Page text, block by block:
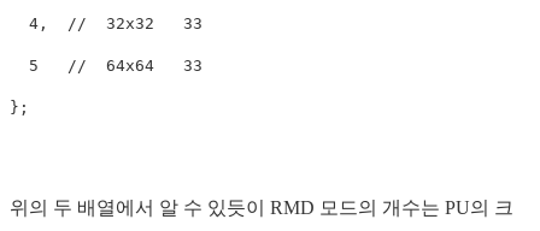
4 , //  32x32   33
5 //  64x64   33
};
위의 두 배열에서 알 수 있듯이 RMD 모드의 개수는 PU의 크